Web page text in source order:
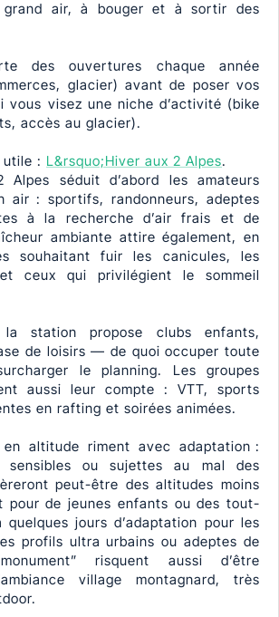
grand air, à bouger et à sortir des
des ouvertures chaque année
glacier) avant de poser vos
vous visez une niche d’activité (bike
accès au glacier).
utile : L&rsquo;Hiver aux 2 Alpes.
Alpes séduit d’abord les amateurs
air : sportifs, randonneurs, adeptes
à la recherche d’air frais et de
ambiante attire également, en
souhaitant fuir les canicules, les
ceux qui privilégient le sommeil
station propose clubs enfants,
de loisirs — de quoi occuper toute
le planning. Les groupes
aussi leur compte : VTT, sports
en rafting et soirées animées.
altitude riment avec adaptation :
sensibles ou sujettes au mal des
peut-être des altitudes moins
pour de jeunes enfants ou des tout-
jours d’adaptation pour les
profils ultra urbains ou adeptes de
risquent aussi d’être
village montagnard, très